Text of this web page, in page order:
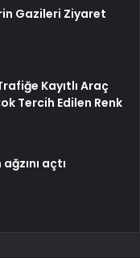
Gazileri Ziyaret
Kayıtlı Araç
Tercih Edilen Renk
açtı